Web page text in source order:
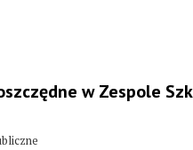
w Zespole